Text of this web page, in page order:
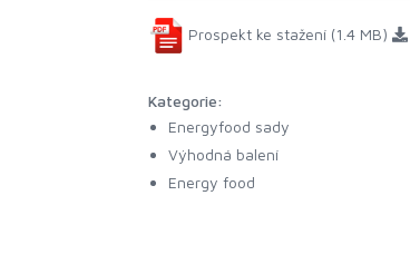
Prospekt ke stažení (1.4 MB)
Kategorie:
Energyfood sady
Výhodná balení
Energy food